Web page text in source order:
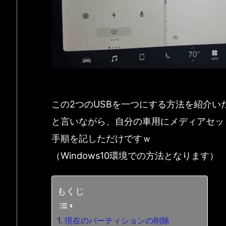
この2つのUSBを一つにする方法を紹介い
と言いながら、自分の車用にメディアセ
手順を記しただけですｗ
（Windows10環境での方法となります）
もくじ
現在のパーティションの削除